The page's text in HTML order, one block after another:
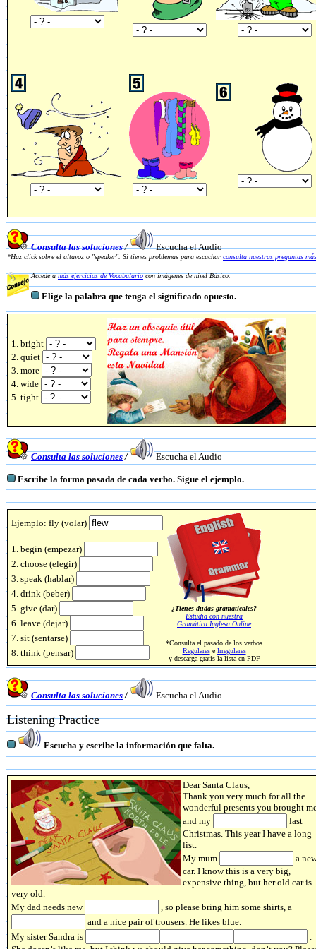
Consulta las soluciones/ Escucha el Audio
*Haz click sobre el altavoz o "speaker". Si tienes problemas para escuchar consulta nuestras preguntas
Accede amás ejercicios de Vocabulariocon imágenes de nivel Básico.
Elige la palabra que tenga el significado opuesto.
1. bright
2. quiet
3. more
4. wide
5. tight
Consulta las soluciones/ Escucha el Audio
Escribe la forma pasada de cada verbo. Sigue el ejemplo.
Ejemplo: fly (volar)
1. begin (empezar)
2. choose (elegir)
3. speak (hablar)
4. drink (beber)
5. give (dar)
6. leave (dejar)
7. sit (sentarse)
8. think (pensar)
¿Tienes dudas gramaticales?
Estudia con nuestra
Gramática Inglesa Online
*Consulta el pasado de los verbos
Regularese Irregulares
y descarga gratis la lista en PDF
Consulta las soluciones/ Escucha el Audio
Listening Practice
Escucha y escribe la información que falta.
Dear Santa Claus,
Thank you very much for all the
wonderful presents you brought
and my
last
Christmas. This year I have a long
list.
My mum
a
car. I know this is a very big,
expensive thing, but her old car is
very old.
My dad needs new
, so please bring him some shirts, a
and a nice pair of trousers. He likes blue.
My sister Sandra is
.